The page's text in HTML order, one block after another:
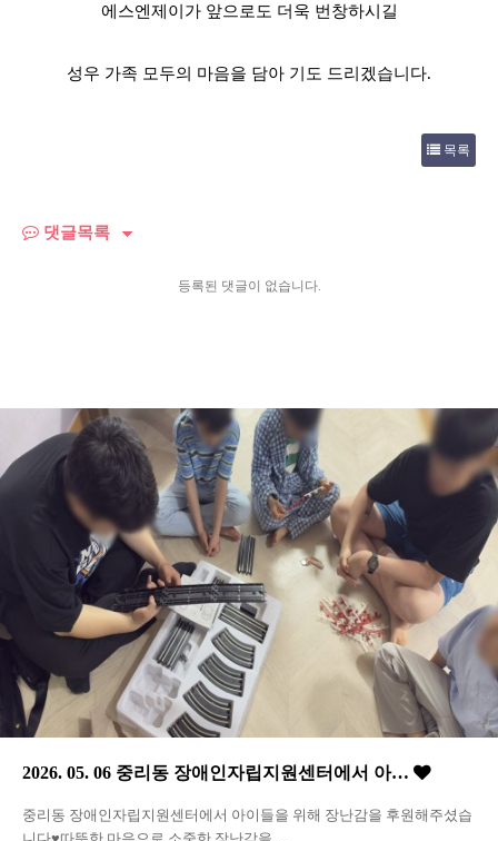
에스엔제이가 앞으로도 더욱 번창하시길
성우 가족 모두의 마음을 담아 기도 드리겠습니다.
목록
댓글목록
등록된 댓글이 없습니다.
2026. 05. 06 중리동 장애인자립지원센터에서 아…
중리동 장애인자립지원센터에서 아이들을 위해 장난감을 후원해주셨습